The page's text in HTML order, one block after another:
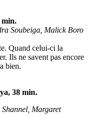
min.
Soubeiga, Malick Boro
Quand celui-ci la
Ils ne savent pas encore
bien.
38 min.
Margaret